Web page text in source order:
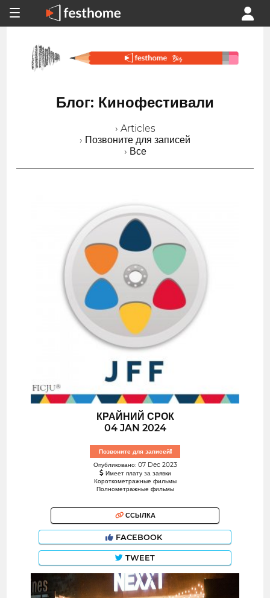
Блог: Кинофестивали
› Articles
› Позвоните для записей
› Все
КРАЙНИЙ СРОК
04 JAN 2024
Позвоните для записей!
Опубликовано: 07 Dec 2023
Имеет плату за заявки
Короткометражные фильмы
Полнометражные фильмы
ССЫЛКА
FACEBOOK
TWEET